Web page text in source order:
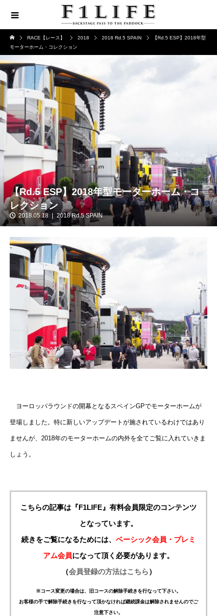
RACE【レース】 2018 2018 Rd.5 SPAIN
【Rd.5 ESP】2018年型
モーターホーム・コレクション
【Rd.5 ESP】2018年型モーターホーム・コ
レクション
2018.05.18 2018 Rd.5 SPAIN
ヨーロッパラウンドの開幕となるスペインGPでモーターホームが
登場しました。特に新しいアップデートが施されているわけではあり
ませんが、2018年のモーターホームの内外を全てご覧に入れていきま
しょう。
こちらの記事は『F1LIFE』有料会員限定のコンテンツ
となっています。
続きをご覧になるためには、 ベーシック会員・プレミ
アム会員になって頂く必要があります。
（会員登録の方法はこちら）
※コース変更の場合は、旧コースの解除手続きを行なって下さい。
お客様の手で解除手続きを行なって頂かなければ継続課金は解除されませんのでご
注意下さい。